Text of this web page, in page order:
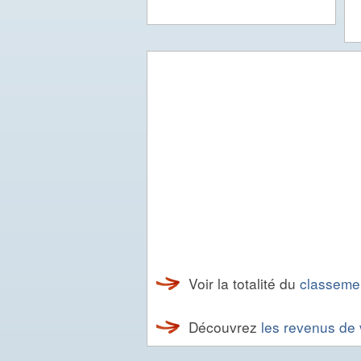
Voir la totalité du
Découvrez les revenus de